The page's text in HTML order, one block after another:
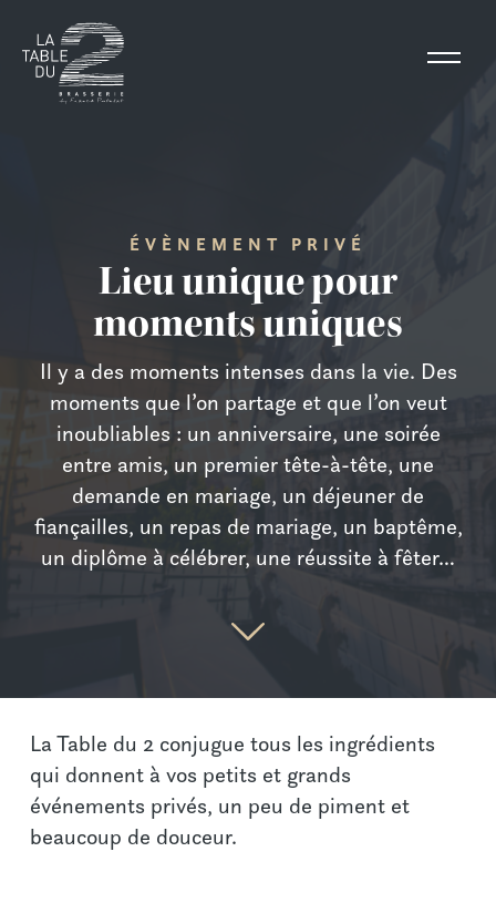
content
ÉVÈNEMENT PRIVÉ
Lieu unique pour
moments uniques
Il y a des moments intenses dans la vie. Des
moments que l’on partage et que l’on veut
inoubliables : un anniversaire, une soirée
entre amis, un premier tête-à-tête, une
demande en mariage, un déjeuner de
fiançailles, un repas de mariage, un baptême,
un diplôme à célébrer, une réussite à fêter…
La Table du 2 conjugue tous les ingrédients
qui donnent à vos petits et grands
événements privés, un peu de piment et
beaucoup de douceur.